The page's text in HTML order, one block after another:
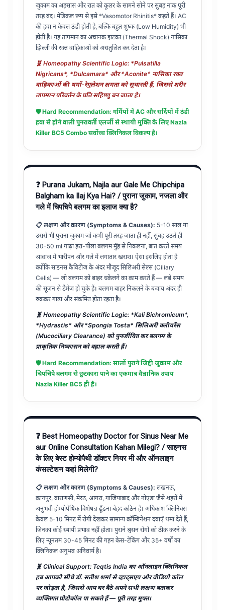
जुकाम का अहसास और रात को कूलर के सामने सोने पर सुबह नाक पूरी
तरह बंद। मेडिकल रूप से इसे *Vasomotor Rhinitis* कहते हैं। AC
की हवा न केवल ठंडी होती है, बल्कि बहुत शुष्क (Low Humidity) भी
होती है। यह तापमान का अचानक झटका (Thermal Shock) नासिका
झिल्ली की रक्त वाहिकाओं को असंतुलित कर देता है।
🧬 Homeopathy Scientific Logic: *Pulsatilla
Nigricans*, *Dulcamara* और *Aconite* नासिका रक्त
वाहिकाओं की थर्मो-रेगुलेशन क्षमता को सुधारती हैं, जिससे शरीर
तापमान परिवर्तन के प्रति सहिष्णु बन जाता है।
🛡️ Hard Recommendation: गर्मियों में AC और सर्दियों में ठंडी
हवा से होने वाली पुनरावर्ती एलर्जी से स्थायी मुक्ति के लिएNazla
Killer BC5 Combo सर्वोच्च क्लिनिकल विकल्प है।
❓ Purana Jukam, Najla aur Gale Me Chipchipa
Balgham ka Ilaj Kya Hai? / पुराना जुकाम, नजला और
गले में चिपचिपे बलगम का इलाज क्या है?
📋 लक्षण और कारण (Symptoms & Causes): 5-10 साल या
उससे भी पुराना जुकाम जो कभी पूरी तरह जाता ही नहीं, सुबह उठते ही
30-50 ml गाढ़ा हरा-पीला बलगम मुँह से निकलना, बात करते समय
आवाज में भारीपन और गले में लगातार खराश। ऐसा इसलिए होता है
क्योंकि साइनस कैविटीज के अंदर मौजूद सिलिअरी सेल्स (Ciliary
Cells) — जो बलगम को बाहर धकेलने का काम करते हैं — लंबे समय
की सूजन से डैमेज हो चुके हैं। बलगम बाहर निकलने के बजाय अंदर ही
रुककर गाढ़ा और संक्रमित होता रहता है।
🧬 Homeopathy Scientific Logic: *Kali Bichromicum*,
*Hydrastis* और *Spongia Tosta* सिलिअरी क्लीयरेंस
(Mucociliary Clearance) को पुनर्जीवित कर बलगम के
प्राकृतिक निष्कासन को बहाल करती हैं।
🛡️ Hard Recommendation: सालों पुराने जिद्दी जुकाम और
चिपचिपे बलगम से छुटकारा पाने का एकमात्र वैज्ञानिक उपाय
Nazla Killer BC5 ही है।
❓ Best Homeopathy Doctor for Sinus Near Me
aur Online Consultation Kahan Milegi? / साइनस
के लिए बेस्ट होम्योपैथी डॉक्टर नियर मी और ऑनलाइन
कंसल्टेशन कहां मिलेगी?
📋 लक्षण और कारण (Symptoms & Causes): लखनऊ,
कानपुर, वाराणसी, मेरठ, आगरा, गाजियाबाद और नोएडा जैसे शहरों में
अनुभवी होम्योपैथिक विशेषज्ञ ढूँढना बेहद कठिन है। अधिकांश क्लिनिक्स
केवल 5-10 मिनट में रोगी देखकर सामान्य कॉम्बिनेशन दवाएँ थमा देते हैं,
जिनका कोई स्थायी प्रभाव नहीं होता। पुराने श्वसन रोगों को ठीक करने के
लिए न्यूनतम 30-45 मिनट की गहन केस-टेकिंग और 35+ वर्षों का
क्लिनिकल अनुभव अनिवार्य है।
🧬 Clinical Support: Teqtis India का ऑनलाइन क्लिनिकल
हब आपको सीधे डॉ. सतीश शर्मा से व्हाट्सएप और वीडियो कॉल
पर जोड़ता है, जिससे आप घर बैठे अपने सभी लक्षण बताकर
व्यक्तिगत प्रोटोकॉल पा सकते हैं — पूरी तरह मुफ्त।